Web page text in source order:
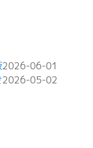
2026-06-01
2026-05-02